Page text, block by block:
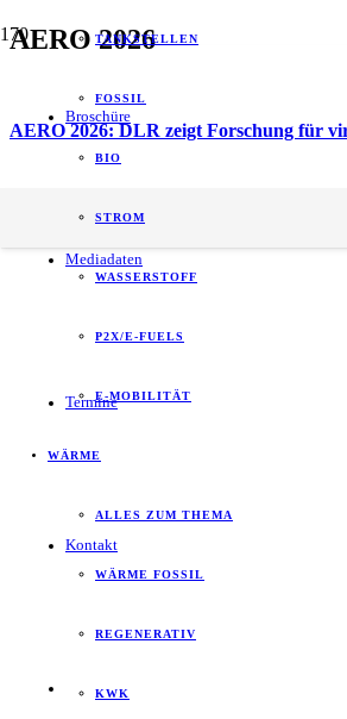
Broschüre
Mediadaten
Termine
Kontakt
TANKSTELLEN
FOSSIL
BIO
STROM
WASSERSTOFF
P2X/E-FUELS
E-MOBILITÄT
WÄRME
ALLES ZUM THEMA
WÄRME FOSSIL
REGENERATIV
KWK
AERO 2026
AERO 2026: DLR zeigt Forschung für